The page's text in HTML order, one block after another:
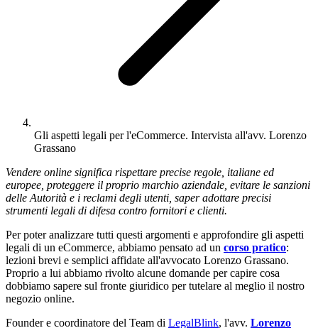
Gli aspetti legali per l'eCommerce. Intervista all'avv. Lorenzo
Grassano
Vendere online significa rispettare precise regole, italiane ed
europee, proteggere il proprio marchio aziendale, evitare le sanzioni
delle Autorità e i reclami degli utenti, saper adottare precisi
strumenti legali di difesa contro fornitori e clienti.
Per poter analizzare tutti questi argomenti e approfondire gli aspetti
legali di un eCommerce, abbiamo pensato ad un corso pratico:
lezioni brevi e semplici affidate all'avvocato Lorenzo Grassano.
Proprio a lui abbiamo rivolto alcune domande per capire cosa
dobbiamo sapere sul fronte giuridico per tutelare al meglio il nostro
negozio online.
Founder e coordinatore del Team di LegalBlink, l'avv. Lorenzo